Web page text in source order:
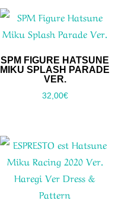
SPM FIGURE HATSUNE
MIKU SPLASH PARADE
VER.
32,00€